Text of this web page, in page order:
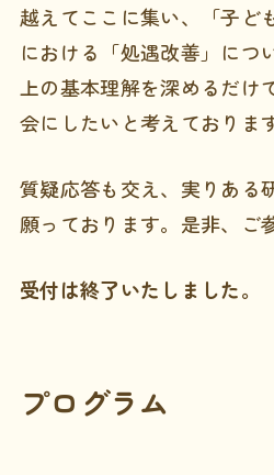
越えてここに集い、「子ど
における「処遇改善」につ
上の基本理解を深めるだけ
会にしたいと考えております
質疑応答も交え、実りある
願っております。是非、ご
受付は終了いたしました。
プログラム